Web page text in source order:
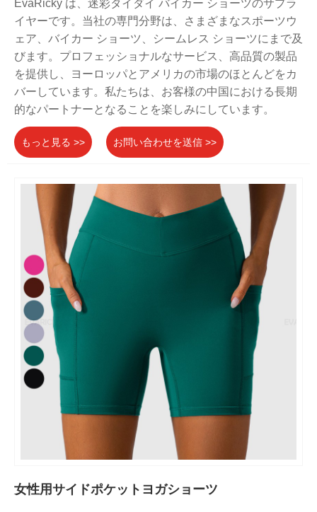
EvaRicky は、迷彩タイダイ バイカー ショーツのサプラ
イヤーです。当社の専門分野は、さまざまなスポーツウ
ェア、バイカー ショーツ、シームレス ショーツにまで及
びます。プロフェッショナルなサービス、高品質の製品
を提供し、ヨーロッパとアメリカの市場のほとんどをカ
バーしています。私たちは、お客様の中国における長期
的なパートナーとなることを楽しみにしています。
もっと見る >> お問い合わせを送信 >>
女性用サイドポケットヨガショーツ